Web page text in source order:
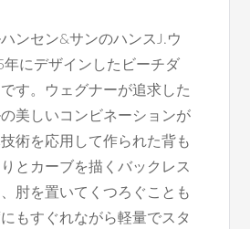
ンセン&サンのハンスJ.ウ
年にデザインしたビーチダ
す。ウェグナーが追求した
美しいコンビネーションが
術を応用して作られた背も
とカーブを描くバックレス
肘を置いてくつろぐことも
もすぐれながら軽量でスタ